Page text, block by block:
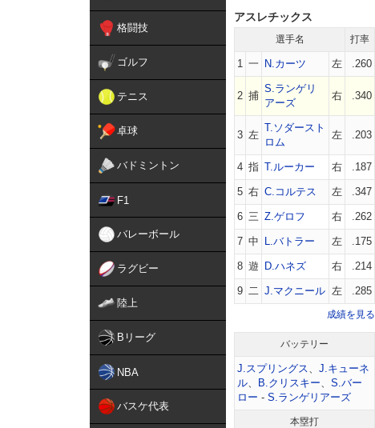
格闘技
ゴルフ
テニス
卓球
バドミントン
F1
バレーボール
ラグビー
陸上
Bリーグ
NBA
バスケ代表
アスレチックス
選手名 打率
1 一 N.カーツ 左 .260
2 捕
S.ランゲリ
アーズ
右 .340
3 左
T.ソダースト
ロム
左 .203
4 指 T.ルーカー 右 .187
5 右 C.コルテス 左 .347
6 三 Z.ゲロフ 右 .262
7 中 L.バトラー 左 .175
8 遊 D.ハネズ 右 .214
9 二 J.マクニール 左 .285
成績を見る
バッテリー
J.スプリングス、 J.キューネ
ル、 B.クリスキー、 S.バー
ロー - S.ランゲリアーズ
本塁打